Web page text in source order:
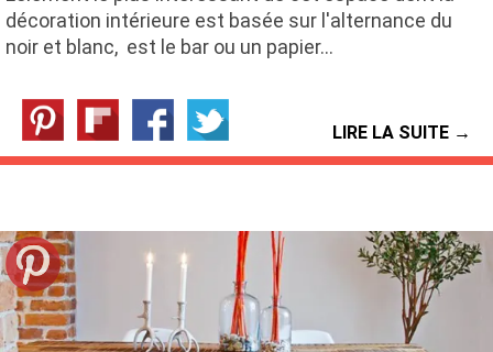
décoration intérieure est basée sur l'alternance du
noir et blanc, est le bar ou un papier…
LIRE LA SUITE →